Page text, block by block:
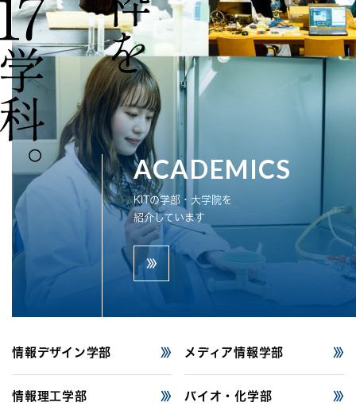
ACADEMICS
KITの学部・大学院を
紹介しています
情報デザイン学部 メディア情報学部
情報理工学部 バイオ・ 化学部